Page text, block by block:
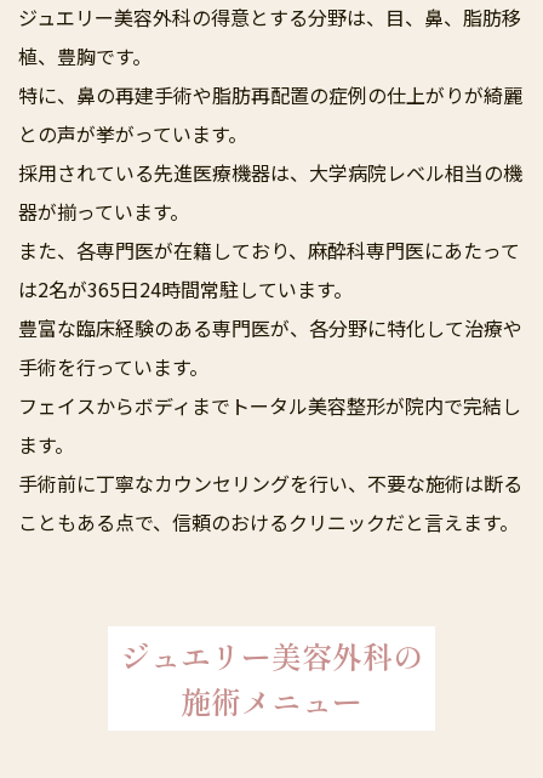
ジュエリー美容外科の得意とする分野は、目、鼻、脂肪移
植、豊胸です。
特に、鼻の再建手術や脂肪再配置の症例の仕上がりが綺麗
との声が挙がっています。
採用されている先進医療機器は、大学病院レベル相当の機
器が揃っています。
また、各専門医が在籍しており、麻酔科専門医にあたって
は2名が365日24時間常駐しています。
豊富な臨床経験のある専門医が、各分野に特化して治療や
手術を行っています。
フェイスからボディまでトータル美容整形が院内で完結し
ます。
手術前に丁寧なカウンセリングを行い、不要な施術は断る
こともある点で、信頼のおけるクリニックだと言えます。
ジュエリー美容外科の
施術メニュー